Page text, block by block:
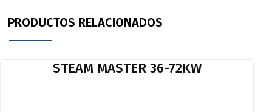
PRODUCTOS RELACIONADOS
STEAM MASTER 36-72KW